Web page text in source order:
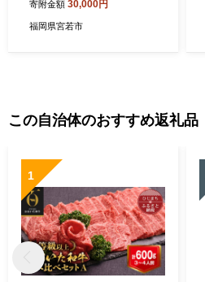
寄附金額 30,000円
福岡県宮若市
この自治体のおすすめ返礼品
1